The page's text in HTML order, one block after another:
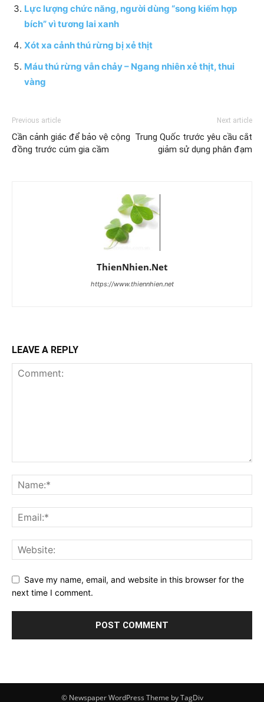
Lực lượng chức năng, người dùng “song kiếm hợp
bích” vì tương lai xanh
Xót xa cảnh thú rừng bị xẻ thịt
Máu thú rừng vẫn chảy – Ngang nhiên xẻ thịt, thui
vàng
Previous article
Cần cảnh giác để bảo vệ cộng
đồng trước cúm gia cầm
Next article
Trung Quốc trước yêu cầu cắt
giảm sử dụng phân đạm
ThienNhien.Net
https://www.thiennhien.net
LEAVE A REPLY
Save my name, email, and website in this browser for the
next time I comment.
© Newspaper WordPress Theme by TagDiv